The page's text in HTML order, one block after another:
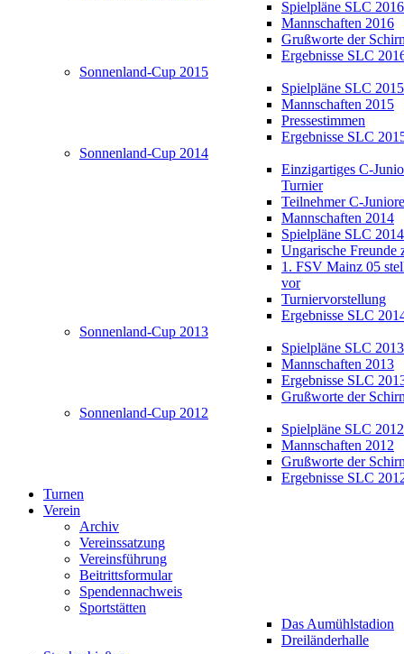
Spielpläne SLC 2016
Mannschaften 2016
Grußworte der
Ergebnisse SLC
Sonnenland-Cup 2015
Spielpläne SLC 2015
Mannschaften 2015
Pressestimmen
Ergebnisse SLC
Sonnenland-Cup 2014
Einzigartiges C-
Turnier
Teilnehmer C-
Mannschaften 2014
Spielpläne SLC 2014
Ungarische Freunde
1. FSV Mainz 05
vor
Turniervorstellung
Ergebnisse SLC
Sonnenland-Cup 2013
Spielpläne SLC 2013
Mannschaften 2013
Ergebnisse SLC
Grußworte der
Sonnenland-Cup 2012
Spielpläne SLC 2012
Mannschaften 2012
Grußworte der
Ergebnisse SLC
Turnen
Verein
Archiv
Vereinssatzung
Vereinsführung
Beitrittsformular
Spendennachweis
Sportstätten
Das Aumühlstadion
Dreiländerhalle